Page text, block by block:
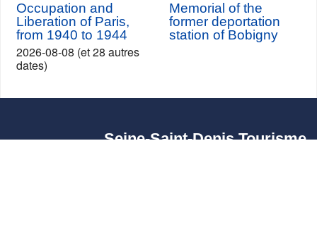
Occupation and
Liberation of Paris,
from 1940 to 1944
2026-08-08 (et 28 autres
dates)
Memorial of the
former deportation
station of Bobigny
Seine-Saint-Denis Tourisme